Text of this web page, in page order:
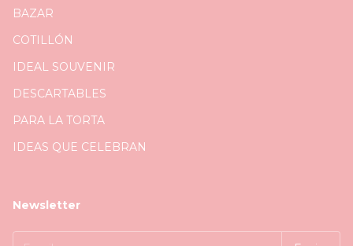
BAZAR
COTILLÓN
IDEAL SOUVENIR
DESCARTABLES
PARA LA TORTA
IDEAS QUE CELEBRAN
Newsletter